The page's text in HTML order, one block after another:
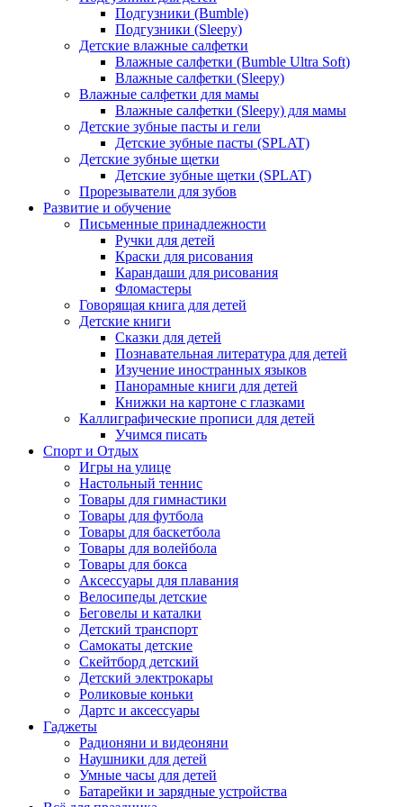
Подгузники (Bumble)
Подгузники (Sleepy)
Детские влажные салфетки
Влажные салфетки (Bumble Ultra Soft)
Влажные салфетки (Sleepy)
Влажные салфетки для мамы
Влажные салфетки (Sleepy) для мамы
Детские зубные пасты и гели
Детские зубные пасты (SPLAT)
Детские зубные щетки
Детские зубные щетки (SPLAT)
Прорезыватели для зубов
Развитие и обучение
Письменные принадлежности
Ручки для детей
Краски для рисования
Карандаши для рисования
Фломастеры
Говорящая книга для детей
Детские книги
Сказки для детей
Познавательная литература для детей
Изучение иностранных языков
Панорамные книги для детей
Книжки на картоне с глазками
Каллиграфические прописи для детей
Учимся писать
Спорт и Отдых
Игры на улице
Настольный теннис
Товары для гимнастики
Товары для футбола
Товары для баскетбола
Товары для волейбола
Товары для бокса
Аксессуары для плавания
Велосипеды детские
Беговелы и каталки
Детский транспорт
Самокаты детские
Скейтборд детский
Детский электрокары
Роликовые коньки
Дартс и аксессуары
Гаджеты
Радионяни и видеоняни
Наушники для детей
Умные часы для детей
Батарейки и зарядные устройства